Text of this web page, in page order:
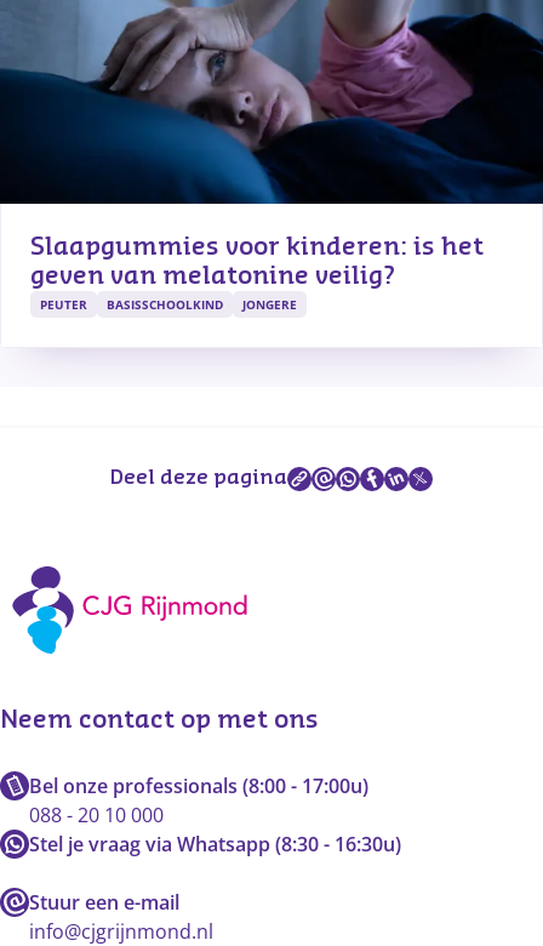
Slaapgummies voor kinderen: is het
geven van melatonine veilig?
PEUTER BASISSCHOOLKIND JONGERE
Deel deze pagina
Neem contact op met ons
Bel onze professionals (8:00 - 17:00u)
088 - 20 10 000
Stel je vraag via Whatsapp (8:30 - 16:30u)
Stuur een e-mail
info@cjgrijnmond.nl